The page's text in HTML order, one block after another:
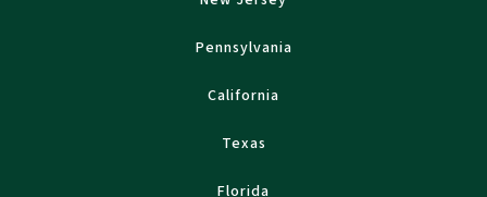
Pennsylvania
California
Texas
Florida